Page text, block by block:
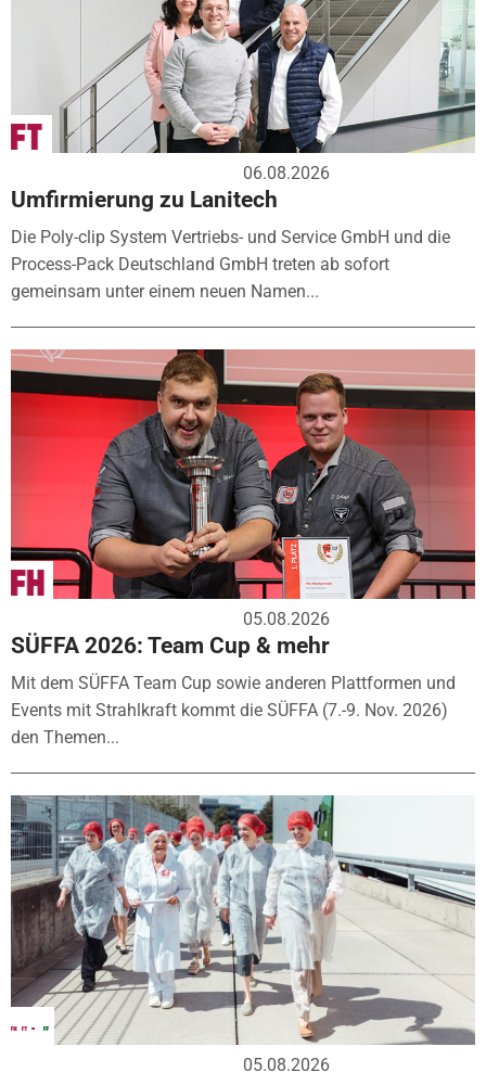
06.08.2026
Umfirmierung zu Lanitech
Die Poly-clip System Vertriebs- und Service GmbH und die
Process-Pack Deutschland GmbH treten ab sofort
gemeinsam unter einem neuen Namen...
05.08.2026
SÜFFA 2026: Team Cup & mehr
Mit dem SÜFFA Team Cup sowie anderen Plattformen und
Events mit Strahlkraft kommt die SÜFFA (7.-9. Nov. 2026)
den Themen...
05.08.2026